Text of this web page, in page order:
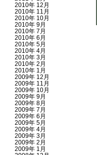
2010年 12月
2010年 11月
2010年 10月
2010年 9月
2010年 7月
2010年 6月
2010年 5月
2010年 4月
2010年 3月
2010年 2月
2010年 1月
2009年 12月
2009年 11月
2009年 10月
2009年 9月
2009年 8月
2009年 7月
2009年 6月
2009年 5月
2009年 4月
2009年 3月
2009年 2月
2009年 1月